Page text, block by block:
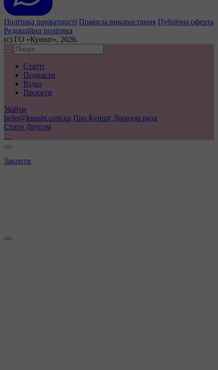
Політика приватності Правила використання Публічна оферта
Редакційна політика
(с) ГО «Куншт», 2026.
Статті
Подкасти
Відео
Проєкти
Увійти
hello@kunsht.com.ua Про Куншт Дорадча рада
Стати Другом
Закрити